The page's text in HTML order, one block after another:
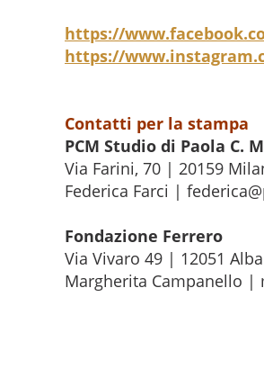
https://
https://
Contatti per la stampa
PCM Studio di Paola C.
Via Farini, 70 | 20159
Federica Farci |
Fondazione Ferrero
Via Vivaro 49 | 12051
Margherita Campanello |